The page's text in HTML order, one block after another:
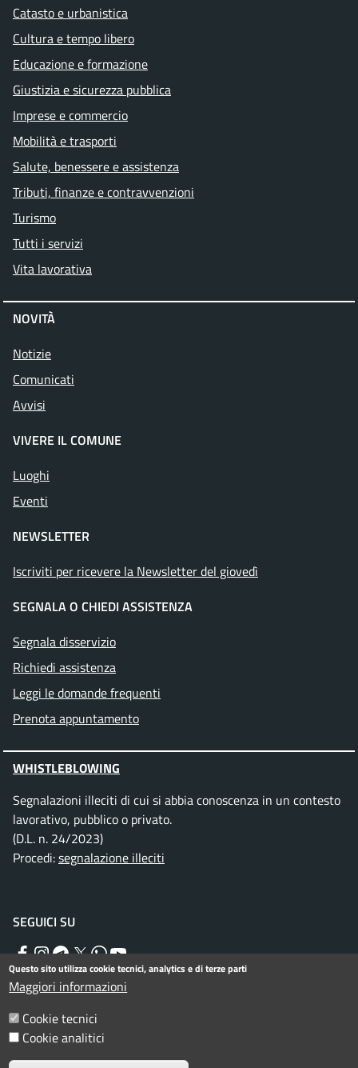
Catasto e urbanistica
Cultura e tempo libero
Educazione e formazione
Giustizia e sicurezza pubblica
Imprese e commercio
Mobilità e trasporti
Salute, benessere e assistenza
Tributi, finanze e contravvenzioni
Turismo
Tutti i servizi
Vita lavorativa
NOVITÀ
Notizie
Comunicati
Avvisi
VIVERE IL COMUNE
Luoghi
Eventi
NEWSLETTER
Iscriviti per ricevere la Newsletter del giovedì
SEGNALA O CHIEDI ASSISTENZA
Segnala disservizio
Richiedi assistenza
Leggi le domande frequenti
Prenota appuntamento
WHISTLEBLOWING
Segnalazioni illeciti di cui si abbia conoscenza in un contesto
lavorativo, pubblico o privato.
(D.L. n. 24/2023)
Procedi:segnalazione illeciti
SEGUICI SU
Facebook
Instagram
Telegram
TwitterWhatsApp
YouTube
Menu piè di pagina
Informativa privacy
Dichiarazione di accessibilità
Questo sito utilizza cookie tecnici, analytics e di terze parti
Maggiori informazioni
Cookie tecnici
Cookie analitici